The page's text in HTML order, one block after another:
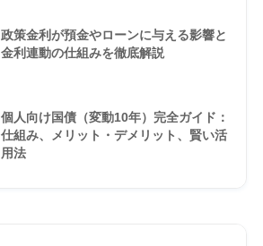
政策金利が預金やローンに与える影響と
金利連動の仕組みを徹底解説
個人向け国債（変動10年）完全ガイド：
仕組み、メリット・デメリット、賢い活
用法